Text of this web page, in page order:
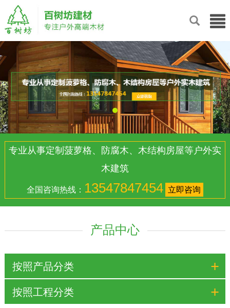
专业从事定制菠萝格、防腐木、木结构房屋等户外实
木建筑
全国咨询热线： 13547847454 立即咨询
产品中心
按照产品分类 +
按照工程分类 +